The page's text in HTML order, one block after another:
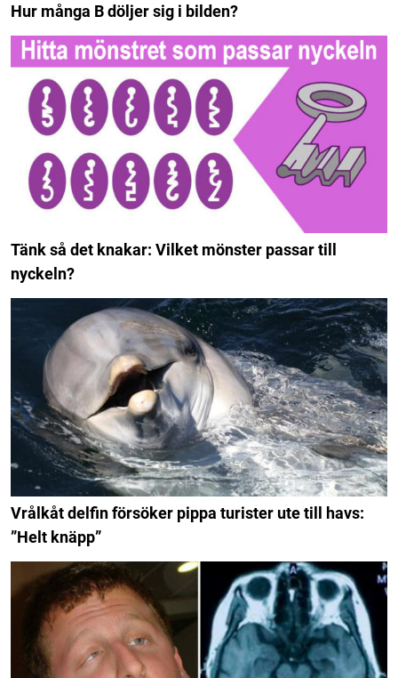
Hur många B döljer sig i bilden?
Tänk så det knakar: Vilket mönster passar till
nyckeln?
Vrålkåt delfin försöker pippa turister ute till havs:
”Helt knäpp”